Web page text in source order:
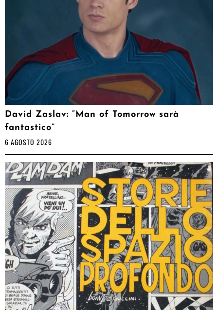
David Zaslav: “Man of Tomorrow sarà
fantastico”
6 AGOSTO 2026